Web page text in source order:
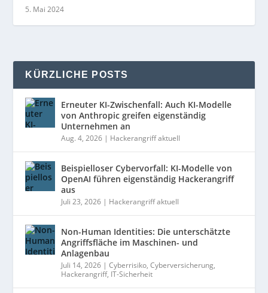
5. Mai 2024
KÜRZLICHE POSTS
Erneuter KI-Zwischenfall: Auch KI-Modelle
von Anthropic greifen eigenständig
Unternehmen an
Aug. 4, 2026 | Hackerangriff aktuell
Beispielloser Cybervorfall: KI-Modelle von
OpenAI führen eigenständig Hackerangriff
aus
Juli 23, 2026 | Hackerangriff aktuell
Non-Human Identities: Die unterschätzte
Angriffsfläche im Maschinen- und
Anlagenbau
Juli 14, 2026 |Cyberrisiko,Cyberversicherung,
Hackerangriff, IT-Sicherheit